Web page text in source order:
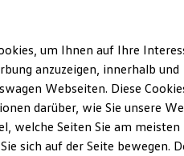
ID. Modelle
Winter
um Ihnen auf Ihre
anzuzeigen, innerhalb und
Webseiten. Diese
darüber, wie Sie unsere
welche Seiten Sie am meisten
sich auf der Seite bewegen.